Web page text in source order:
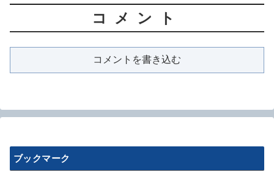
コメント
コメントを書き込む
ブックマーク